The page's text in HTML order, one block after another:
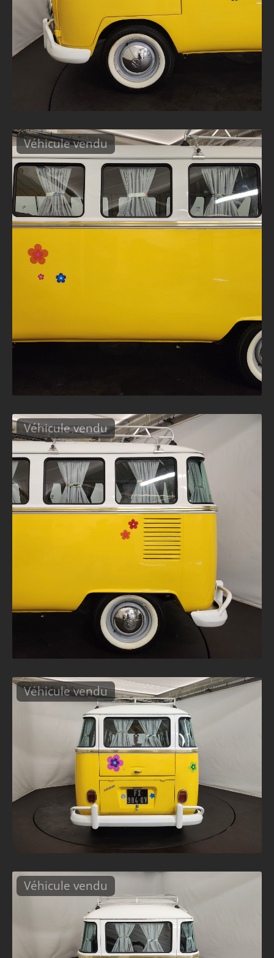
Véhicule vendu
Véhicule vendu
Véhicule vendu
Véhicule vendu